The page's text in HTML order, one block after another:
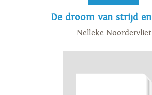
De droom van strijd
Nelleke Noordervliet